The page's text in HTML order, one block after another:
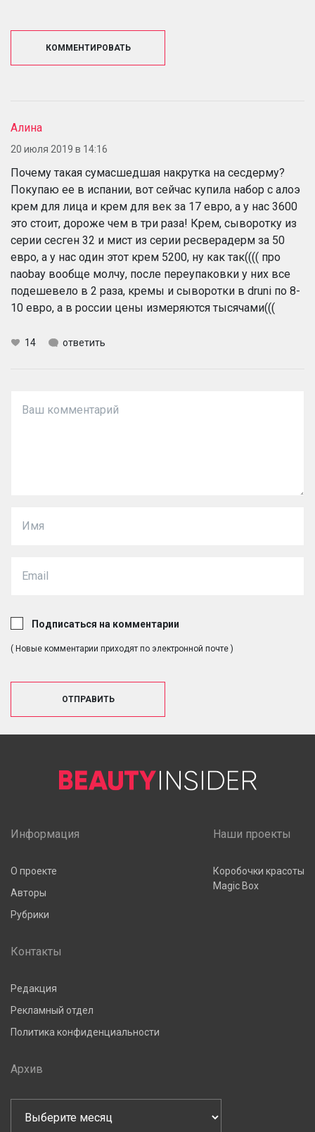
КОММЕНТИРОВАТЬ
Алина
20 июля 2019 в 14:16
Почему такая сумасшедшая накрутка на сесдерму?
Покупаю ее в испании, вот сейчас купила набор с алоэ
крем для лица и крем для век за 17 евро, а у нас 3600
это стоит, дороже чем в три раза! Крем, сыворотку из
серии сесген 32 и мист из серии ресверадерм за 50
евро, а у нас один этот крем 5200, ну как так(((( про
naobay вообще молчу, после переупаковки у них все
подешевело в 2 раза, кремы и сыворотки в druni по 8-
10 евро, а в россии цены измеряются тысячами(((
14 ответить
Подписаться на комментарии
( Новые комментарии приходят по электронной почте )
ОТПРАВИТЬ
Информация
О проекте
Авторы
Рубрики
Наши проекты
Коробочки красоты
Magic Box
Контакты
Редакция
Рекламный отдел
Политика конфиденциальности
Архив